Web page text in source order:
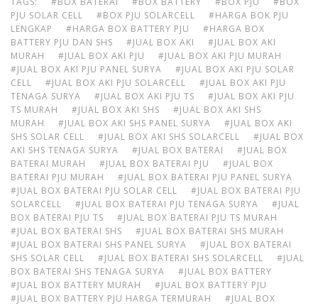
PJU SOLAR CELL
#BOX PJU SOLARCELL
#HARGA BOK PJU
LENGKAP
#HARGA BOX BATTERY PJU
#HARGA BOX
BATTERY PJU DAN SHS
#JUAL BOX AKI
#JUAL BOX AKI
MURAH
#JUAL BOX AKI PJU
#JUAL BOX AKI PJU MURAH
#JUAL BOX AKI PJU PANEL SURYA
#JUAL BOX AKI PJU SOLAR
CELL
#JUAL BOX AKI PJU SOLARCELL
#JUAL BOX AKI PJU
TENAGA SURYA
#JUAL BOX AKI PJU TS
#JUAL BOX AKI PJU
TS MURAH
#JUAL BOX AKI SHS
#JUAL BOX AKI SHS
MURAH
#JUAL BOX AKI SHS PANEL SURYA
#JUAL BOX AKI
SHS SOLAR CELL
#JUAL BOX AKI SHS SOLARCELL
#JUAL BOX
AKI SHS TENAGA SURYA
#JUAL BOX BATERAI
#JUAL BOX
BATERAI MURAH
#JUAL BOX BATERAI PJU
#JUAL BOX
BATERAI PJU MURAH
#JUAL BOX BATERAI PJU PANEL SURYA
#JUAL BOX BATERAI PJU SOLAR CELL
#JUAL BOX BATERAI PJU
SOLARCELL
#JUAL BOX BATERAI PJU TENAGA SURYA
#JUAL
BOX BATERAI PJU TS
#JUAL BOX BATERAI PJU TS MURAH
#JUAL BOX BATERAI SHS
#JUAL BOX BATERAI SHS MURAH
#JUAL BOX BATERAI SHS PANEL SURYA
#JUAL BOX BATERAI
SHS SOLAR CELL
#JUAL BOX BATERAI SHS SOLARCELL
#JUAL
BOX BATERAI SHS TENAGA SURYA
#JUAL BOX BATTERY
#JUAL BOX BATTERY MURAH
#JUAL BOX BATTERY PJU
#JUAL BOX BATTERY PJU HARGA TERMURAH
#JUAL BOX